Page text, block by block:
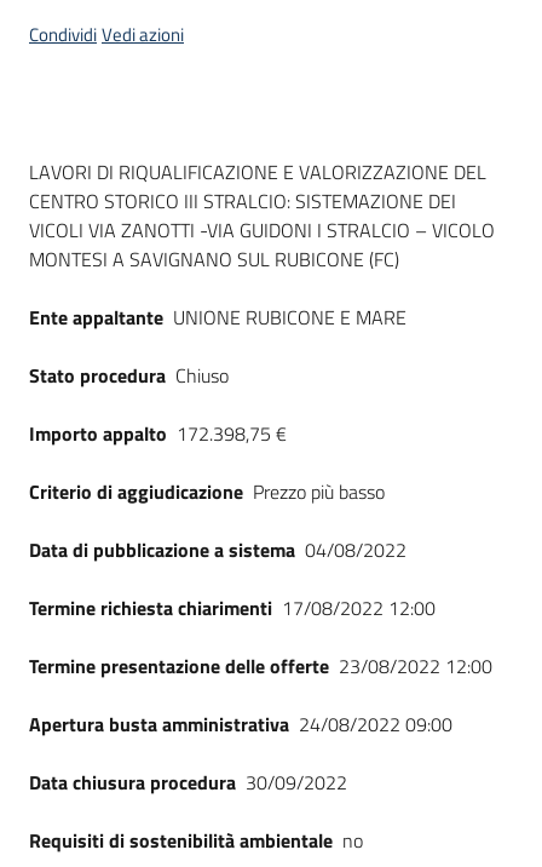
CondividiVedi azioni
Dati del bando
LAVORI DI RIQUALIFICAZIONE E VALORIZZAZIONE DEL
CENTRO STORICO III STRALCIO: SISTEMAZIONE DEI
VICOLI VIA ZANOTTI -VIA GUIDONI I STRALCIO – VICOLO
MONTESI A SAVIGNANO SUL RUBICONE (FC)
Ente appaltante UNIONE RUBICONE E MARE
Stato procedura Chiuso
Importo appalto 172.398,75 €
Criterio di aggiudicazione Prezzo più basso
Data di pubblicazione a sistema 04/08/2022
Termine richiesta chiarimenti 17/08/2022 12:00
Termine presentazione delle offerte 23/08/2022 12:00
Apertura busta amministrativa 24/08/2022 09:00
Data chiusura procedura 30/09/2022
Requisiti di sostenibilità ambientale no